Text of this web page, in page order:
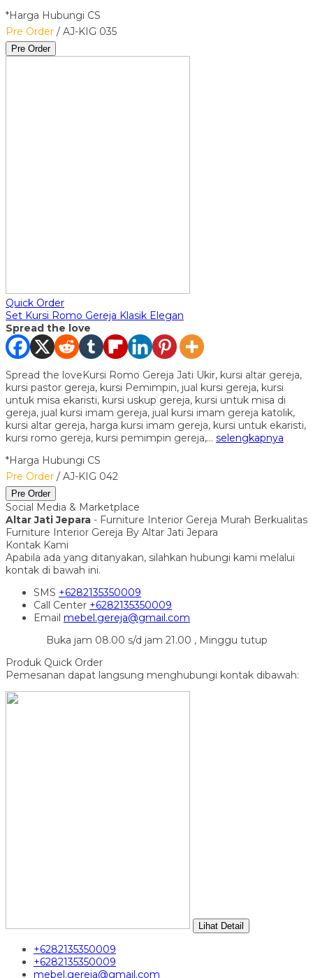
*Harga Hubungi CS
Pre Order / AJ-KIG 035
Pre Order
Quick Order
Set Kursi Romo Gereja Klasik Elegan
Spread the love
Spread the loveKursi Romo Gereja Jati Ukir, kursi altar gereja,
kursi pastor gereja, kursi Pemimpin, jual kursi gereja, kursi
untuk misa ekaristi, kursi uskup gereja, kursi untuk misa di
gereja, jual kursi imam gereja, jual kursi imam gereja katolik,
kursi altar gereja, harga kursi imam gereja, kursi untuk ekaristi,
kursi romo gereja, kursi pemimpin gereja,… selengkapnya
*Harga Hubungi CS
Pre Order / AJ-KIG 042
Pre Order
Social Media & Marketplace
Altar Jati Jepara - Furniture Interior Gereja Murah Berkualitas
Furniture Interior Gereja By Altar Jati Jepara
Kontak Kami
Apabila ada yang ditanyakan, silahkan hubungi kami melalui
kontak di bawah ini.
SMS +6282135350009
Call Center +6282135350009
Email mebel.gereja@gmail.com
Buka jam 08.00 s/d jam 21.00 , Minggu tutup
Produk Quick Order
Pemesanan dapat langsung menghubungi kontak dibawah:
Lihat Detail
+6282135350009
+6282135350009
mebel.gereja@gmail.com